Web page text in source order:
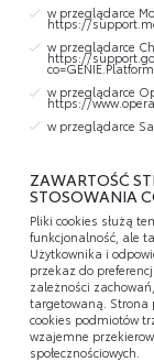
w przeglądarce
https://
w przeglądarce
https://
w przeglądarce
https://
w przeglądarce
ZAWARTOŚĆ
STOSOWANIA
Pliki cookies służą
funkcjonalność, ale
Użytkownika i
przekaz do
zależności
targetowaną. Strona
cookies podmiotów
wzajemne
społecznościowych.